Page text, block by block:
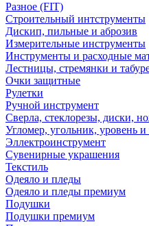
Разное (FIT)
Строительный интструменты
Дискип, пильные и аброзив
Измерительные инструменты
Инструменты и расходные
Лестницы, стремянки и
Очки защитные
Рулетки
Ручной инструмент
Сверла, стеклорезы, диски,
Угломер, угольник, уровень и
Эллектроинструмент
Сувенирные украшения
Текстиль
Одеяло и пледы
Одеяло и пледы премиум
Подушки
Подушки премиум